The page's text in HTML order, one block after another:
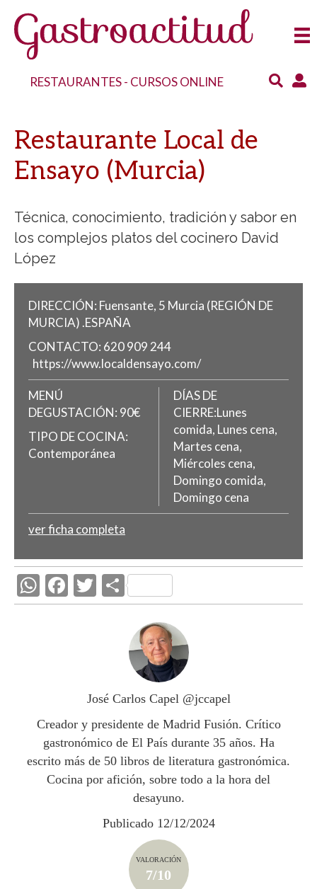
RESTAURANTES- CURSOS ONLINE
Restaurante Local de
Ensayo (Murcia)
Técnica, conocimiento, tradición y sabor en
los complejos platos del cocinero David
López
DIRECCIÓN: Fuensante, 5 Murcia (REGIÓN DE
MURCIA) .ESPAÑA
CONTACTO: 620 909 244
https://www.localdensayo.com/
MENÚ
DEGUSTACIÓN: 90€
TIPO DE COCINA:
Contemporánea
DÍAS DE
CIERRE:Lunes
comida, Lunes cena,
Martes cena,
Miércoles cena,
Domingo comida,
Domingo cena
ver ficha completa
W
h
p
F
ac
k
T
w
C
o
m
p
ar
ti
r
José Carlos Capel @jccapel
Creador y presidente de Madrid Fusión. Crítico
gastronómico de El País durante 35 años. Ha
escrito más de 50 libros de literatura gastronómica.
Cocina por afición, sobre todo a la hora del
desayuno.
Publicado 12/12/2024
VALORACIÓN
7/10